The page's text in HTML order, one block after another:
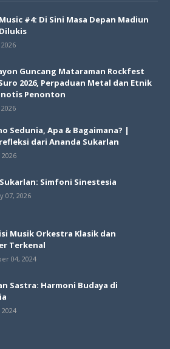
#4: Di Sini Masa Depan Madiun
Guncang Mataraman Rockfest
2026, Perpaduan Metal dan Etnik
Penonton
Sedunia, Apa & Bagaimana? |
dari Ananda Sukarlan
Simfoni Sinestesia
07, 2026
Musik Orkestra Klasik dan
Terkenal
04, 2024
Sastra: Harmoni Budaya di